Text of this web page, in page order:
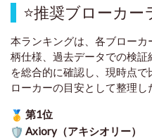
⭐推奨ブローカー
本ランキングは、各ブロー
柄仕様、過去データでの検
を総合的に確認し、現時点
ローカーの目安として整理し
第1位
Axiory（アキシオリー）